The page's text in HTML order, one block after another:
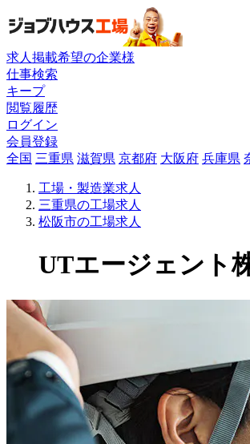
求人掲載希望の企業様
仕事検索
キープ
閲覧履歴
ログイン
会員登録
全国 三重県 滋賀県 京都府 大阪府 兵庫県
工場・製造業求人
三重県の工場求人
松阪市の工場求人
UTエージェント